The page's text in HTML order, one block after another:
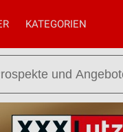
KATEGORIEN